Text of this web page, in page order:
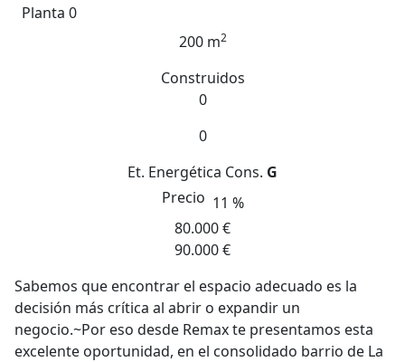
Planta 0
200 m2
Construidos
0
0
Et. Energética Cons. G
Precio 11 %
80.000 €
90.000 €
Sabemos que encontrar el espacio adecuado es la
decisión más crítica al abrir o expandir un
negocio.~Por eso desde Remax te presentamos esta
excelente oportunidad, en el consolidado barrio de La